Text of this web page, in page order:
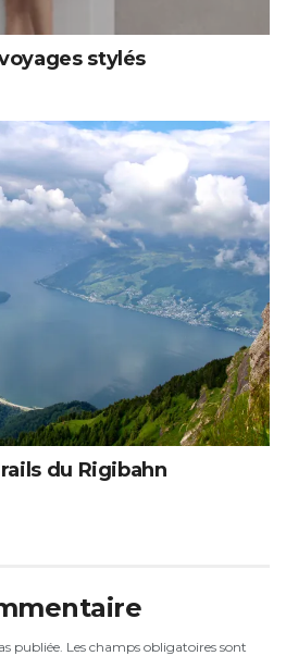
stylés
du Rigibahn
publiée. Les champs obligatoires sont